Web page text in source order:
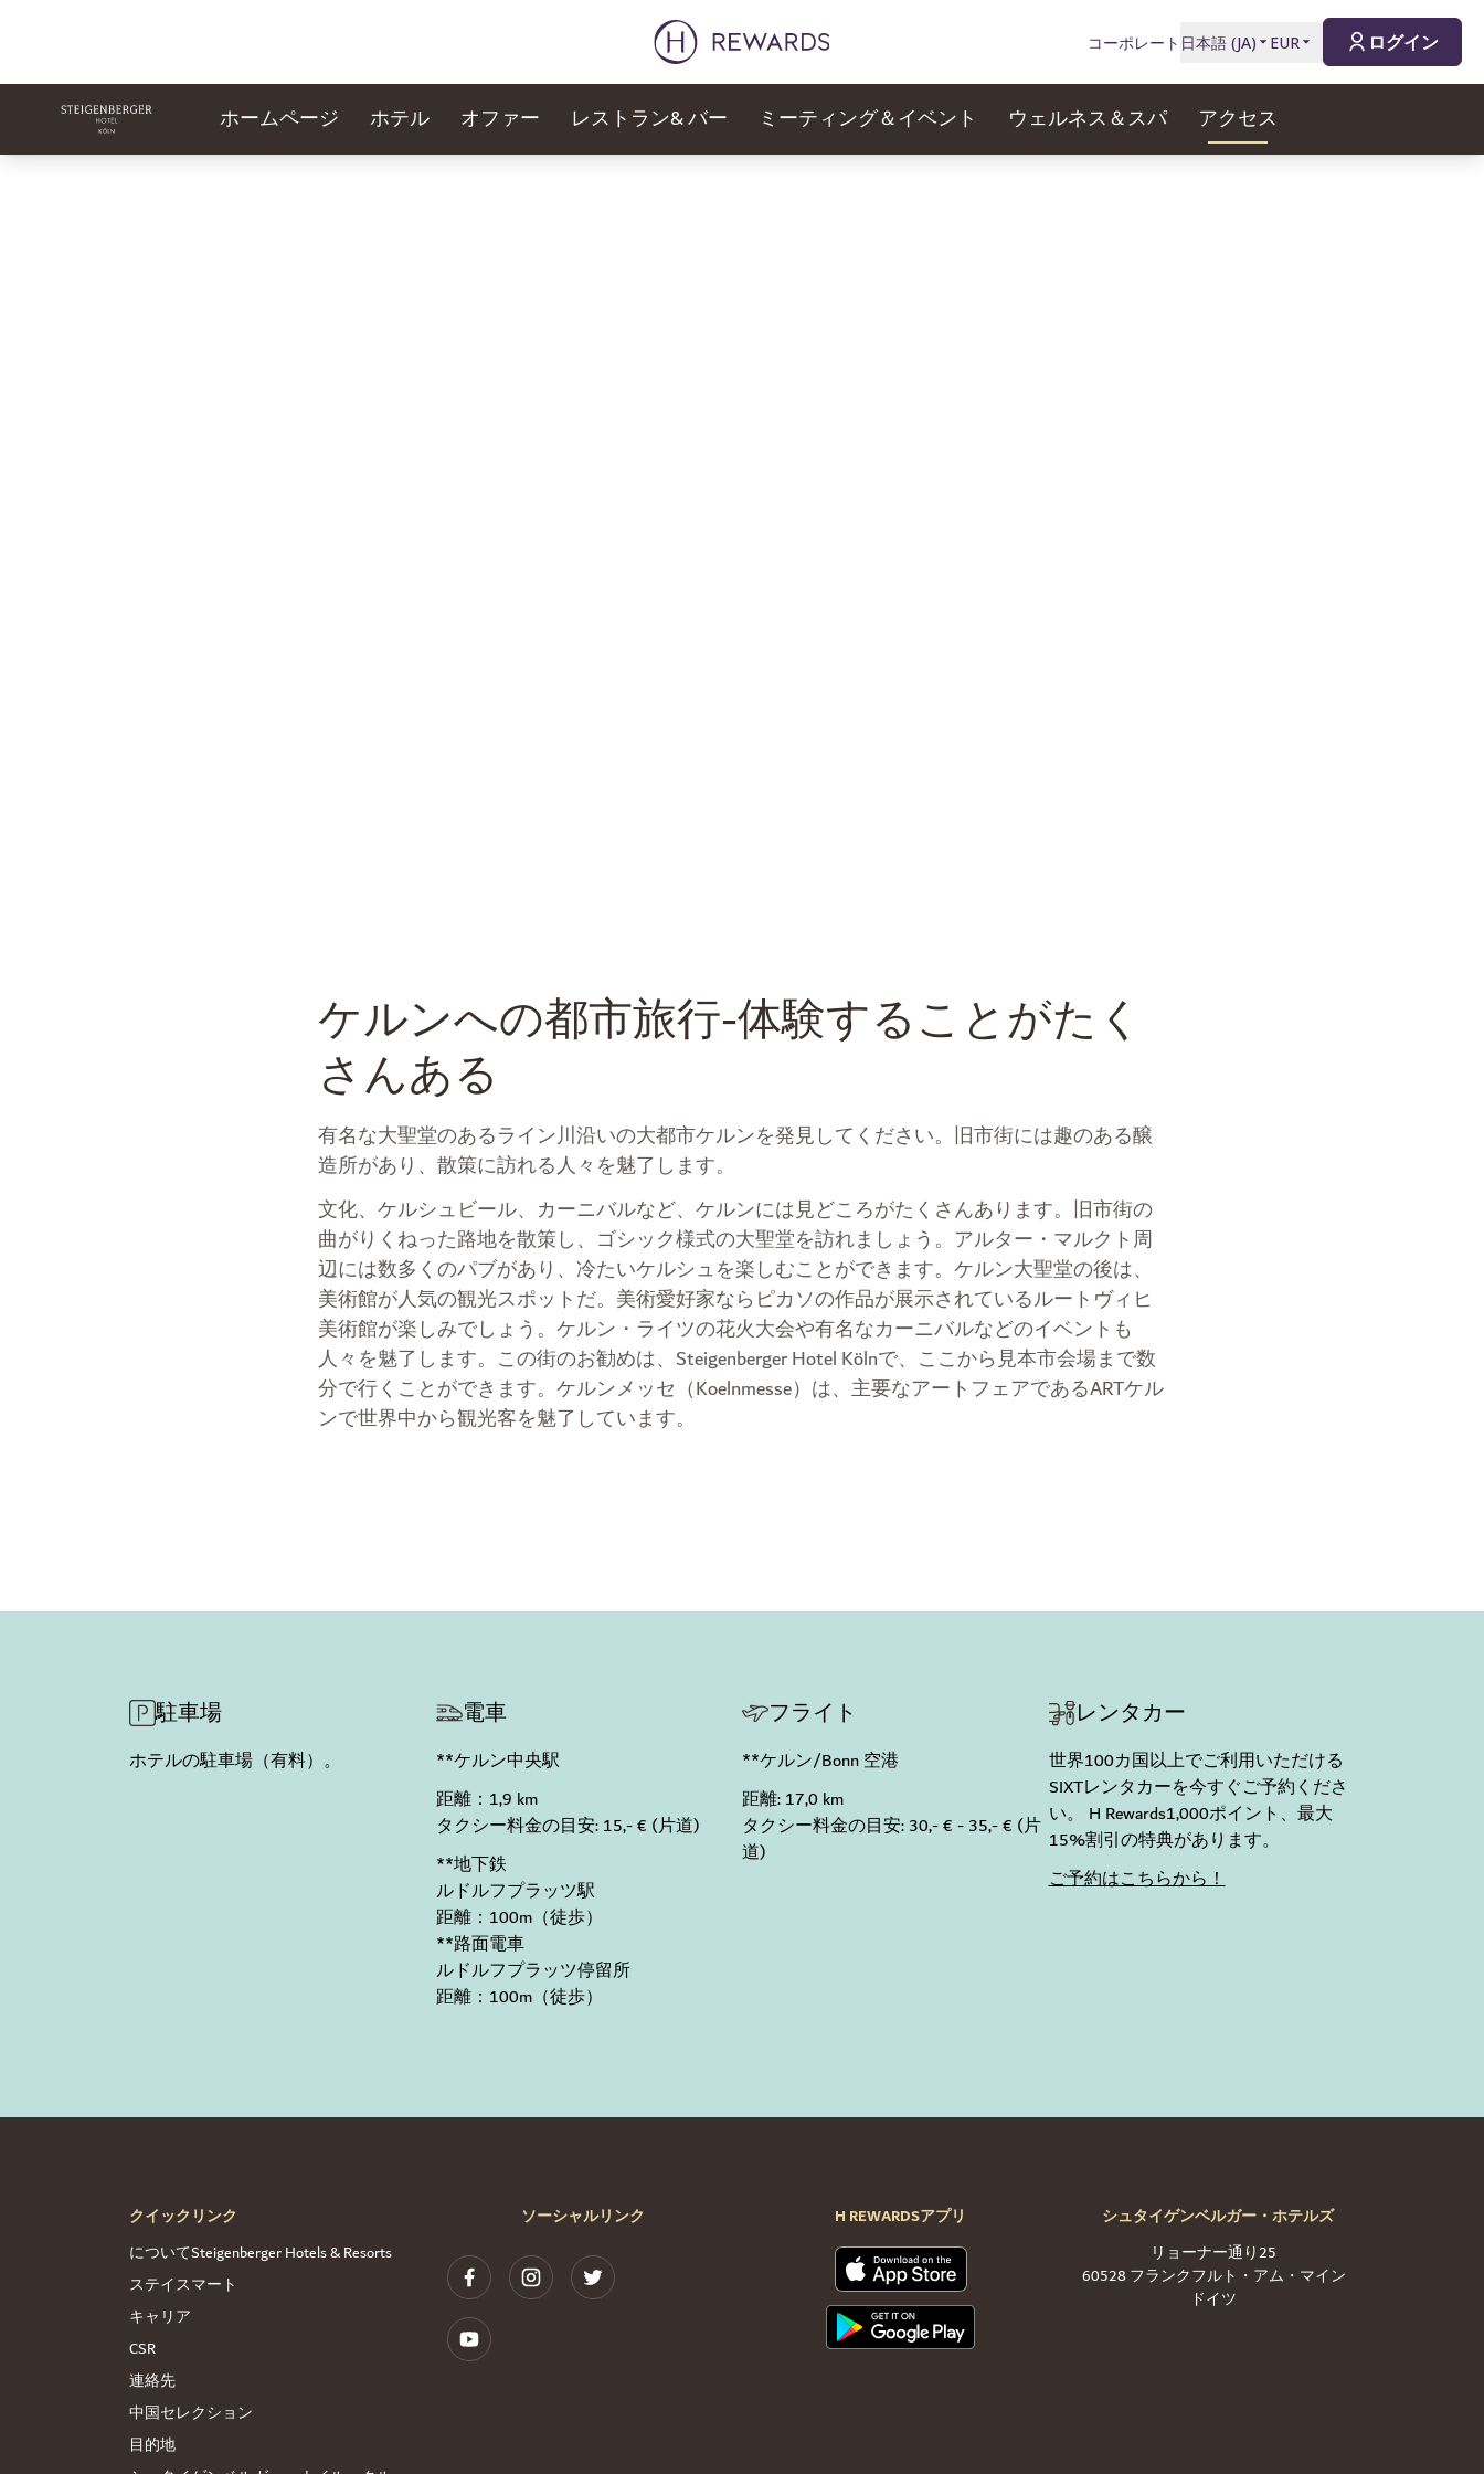
コーポレート 日本語 (JA) EUR ログイン
ホームページ ホテル オファー レストラン& バー ミーティング＆イベント ウェルネス＆スパ アクセス
ケルンへの都市旅行-体験することがたく
さんある
有名な大聖堂のあるライン川沿いの大都市ケルンを発見してください。旧市街には趣のある醸
造所があり、散策に訪れる人々を魅了します。
文化、ケルシュビール、カーニバルなど、ケルンには見どころがたくさんあります。旧市街の
曲がりくねった路地を散策し、ゴシック様式の大聖堂を訪れましょう。アルター・マルクト周
辺には数多くのパブがあり、冷たいケルシュを楽しむことができます。ケルン大聖堂の後は、
美術館が人気の観光スポットだ。美術愛好家ならピカソの作品が展示されているルートヴィヒ
美術館が楽しみでしょう。ケルン・ライツの花火大会や有名なカーニバルなどのイベントも
人々を魅了します。この街のお勧めは、Steigenberger Hotel Kölnで、ここから見本市会場まで数
分で行くことができます。ケルンメッセ（Koelnmesse）は、主要なアートフェアであるARTケル
ンで世界中から観光客を魅了しています。
駐車場
ホテルの駐車場（有料）。
電車
**ケルン中央駅
距離：1,9 km
タクシー料金の目安: 15,- € (片道)
**地下鉄
ルドルフプラッツ駅
距離：100m（徒歩）
**路面電車
ルドルフプラッツ停留所
距離：100m（徒歩）
フライト
**ケルン/Bonn 空港
距離: 17,0 km
タクシー料金の目安: 30,- € - 35,- € (片
道)
レンタカー
世界100カ国以上でご利用いただける
SIXTレンタカーを今すぐご予約くださ
い。 H Rewards1,000ポイント、最大
15%割引の特典があります。
ご予約はこちらから！
クイックリンク
についてSteigenberger Hotels & Resorts
ステイスマート
キャリア
CSR
連絡先
中国セレクション
目的地
ソーシャルリンク H REWARDSアプリ
シュタイゲンベルガー・ホテルズ
リョーナー通り25
60528 フランクフルト・アム・マイン
ドイツ